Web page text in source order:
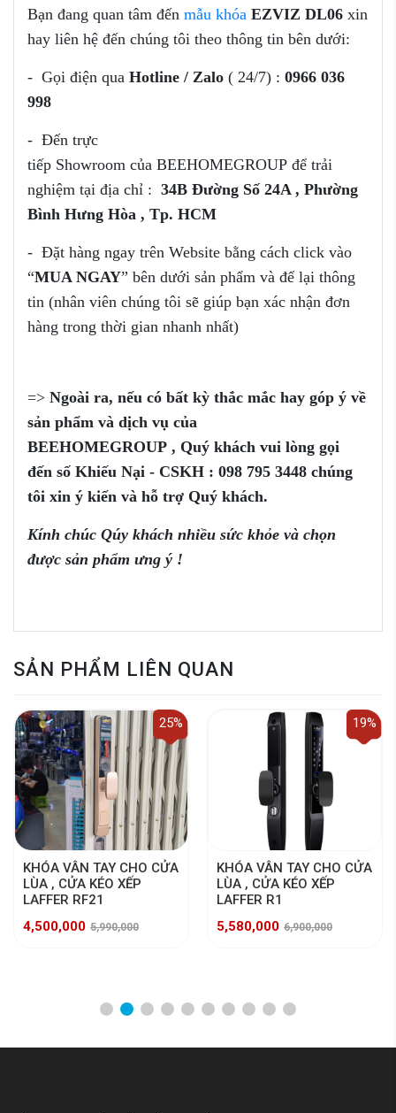
Bạn đang quan tâm đến mẫu khóa EZVIZ DL06 xin
hay liên hệ đến chúng tôi theo thông tin bên dưới:
- Gọi điện qua Hotline / Zalo ( 24/7) : 0966 036
998
- Đến trực
tiếp Showroom của BEEHOMEGROUP để trải
nghiệm tại địa chỉ : 34B Đường Số 24A , Phường
Bình Hưng Hòa , Tp. HCM
- Đặt hàng ngay trên Website bằng cách click vào
“MUA NGAY” bên dưới sản phẩm và để lại thông
tin (nhân viên chúng tôi sẽ giúp bạn xác nhận đơn
hàng trong thời gian nhanh nhất)
=> Ngoài ra, nếu có bất kỳ thắc mắc hay góp ý về
sản phẩm và dịch vụ của
BEEHOMEGROUP , Quý khách vui lòng gọi
đến số Khiếu Nại - CSKH : 098 795 3448 chúng
tôi xin ý kiến và hỗ trợ Quý khách.
Kính chúc Qúy khách nhiều sức khỏe và chọn
được sản phẩm ưng ý !
SẢN PHẨM LIÊN QUAN
KHÓA VÂN TAY CHO CỬA
LÙA , CỬA KÉO XẾP
LAFFER RF21
4,500,000 5,990,000
25%
KHÓA VÂN TAY CHO CỬA
LÙA , CỬA KÉO XẾP
LAFFER R1
5,580,000 6,900,000
19%